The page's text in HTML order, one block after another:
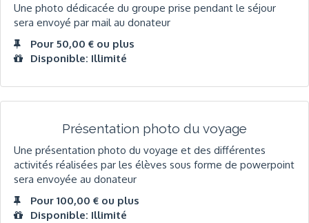
Une photo dédicacée du groupe prise pendant le séjour
sera envoyé par mail au donateur
Pour 50,00 € ou plus
Disponible: Illimité
Présentation photo du voyage
Une présentation photo du voyage et des différentes
activités réalisées par les élèves sous forme de powerpoint
sera envoyée au donateur
Pour 100,00 € ou plus
Disponible: Illimité